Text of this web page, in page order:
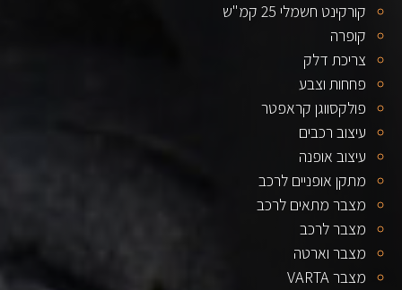
קורקינט חשמלי 25 קמ"ש
קופרה
צריכת דלק
פחחות וצבע
פולקסווגן קראפטר
עיצוב רכבים
עיצוב אופנה
מתקן אופניים לרכב
מצבר מתאים לרכב
מצבר לרכב
מצבר וארטה
מצבר VARTA